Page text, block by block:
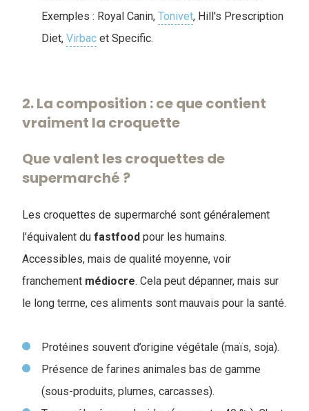
Exemples : Royal Canin, Tonivet, Hill's Prescription
Diet, Virbac et Specific.
2. La composition : ce que contient
vraiment la croquette
Que valent les croquettes de
supermarché ?
Les croquettes de supermarché sont généralement
l'équivalent du fastfood pour les humains.
Accessibles, mais de qualité moyenne, voir
franchement médiocre. Cela peut dépanner, mais sur
le long terme, ces aliments sont mauvais pour la santé.
Protéines souvent d’origine végétale (maïs, soja).
Présence de farines animales bas de gamme
(sous-produits, plumes, carcasses).